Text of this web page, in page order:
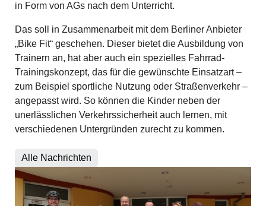
in Form von AGs nach dem Unterricht.
Das soll in Zusammenarbeit mit dem Berliner Anbieter
„Bike Fit“ geschehen. Dieser bietet die Ausbildung von
Trainern an, hat aber auch ein spezielles Fahrrad-
Trainingskonzept, das für die gewünschte Einsatzart –
zum Beispiel sportliche Nutzung oder Straßenverkehr –
angepasst wird. So können die Kinder neben der
unerlässlichen Verkehrssicherheit auch lernen, mit
verschiedenen Untergründen zurecht zu kommen.
Alle Nachrichten